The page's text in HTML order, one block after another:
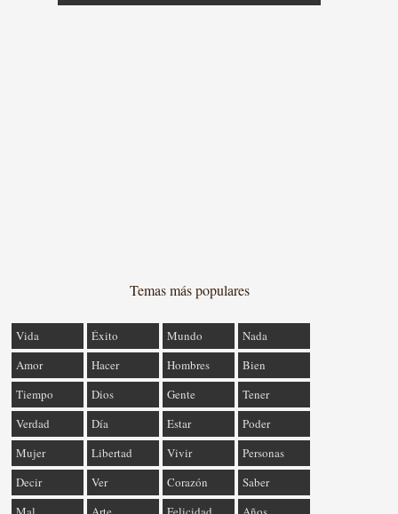
Temas más populares
Vida Éxito Mundo
Nada
Amor
Hacer Hombres
Bien
Tiempo
Dios Gente
Tener
Verdad
Día Estar
Poder
Mujer
Libertad Vivir
Personas
Decir
Ver Corazón
Saber